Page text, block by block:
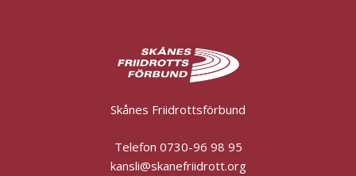
Skånes Friidrottsförbund
Telefon 0730-96 98 95
kansli@skanefriidrott.org